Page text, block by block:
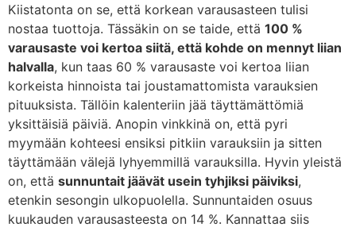
Kiistatonta on se, että korkean varausasteen tulisi
nostaa tuottoja. Tässäkin on se taide, että 100 %
varausaste voi kertoa siitä, että kohde on mennyt liian
halvalla, kun taas 60 % varausaste voi kertoa liian
korkeista hinnoista tai joustamattomista varauksien
pituuksista. Tällöin kalenteriin jää täyttämättömiä
yksittäisiä päiviä. Anopin vinkkinä on, että pyri
myymään kohteesi ensiksi pitkiin varauksiin ja sitten
täyttämään välejä lyhyemmillä varauksilla. Hyvin yleistä
on, että sunnuntait jäävät usein tyhjiksi päiviksi,
etenkin sesongin ulkopuolella. Sunnuntaiden osuus
kuukauden varausasteesta on 14 %. Kannattaa siis